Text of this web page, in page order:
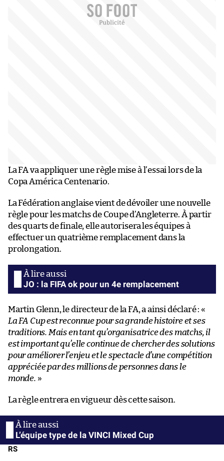
La FA va appliquer une règle mise à l’essai lors de la
Copa América Centenario.
La Fédération anglaise vient de dévoiler une nouvelle
règle pour les matchs de Coupe d’Angleterre. À partir
des quarts de finale, elle autorisera les équipes à
effectuer un quatrième remplacement dans la
prolongation.
JO : la FIFA ok pour un 4e remplacement
Martin Glenn, le directeur de la FA, a ainsi déclaré : «
La FA Cup est reconnue pour sa grande histoire et ses
traditions. Mais en tant qu’organisatrice des matchs, il
est important qu’elle continue de chercher des solutions
pour améliorer l’enjeu et le spectacle d’une compétition
appréciée par des millions de personnes dans le
monde. »
La règle entrera en vigueur dès cette saison.
L’équipe type de la VINCI Mixed Cup
RS